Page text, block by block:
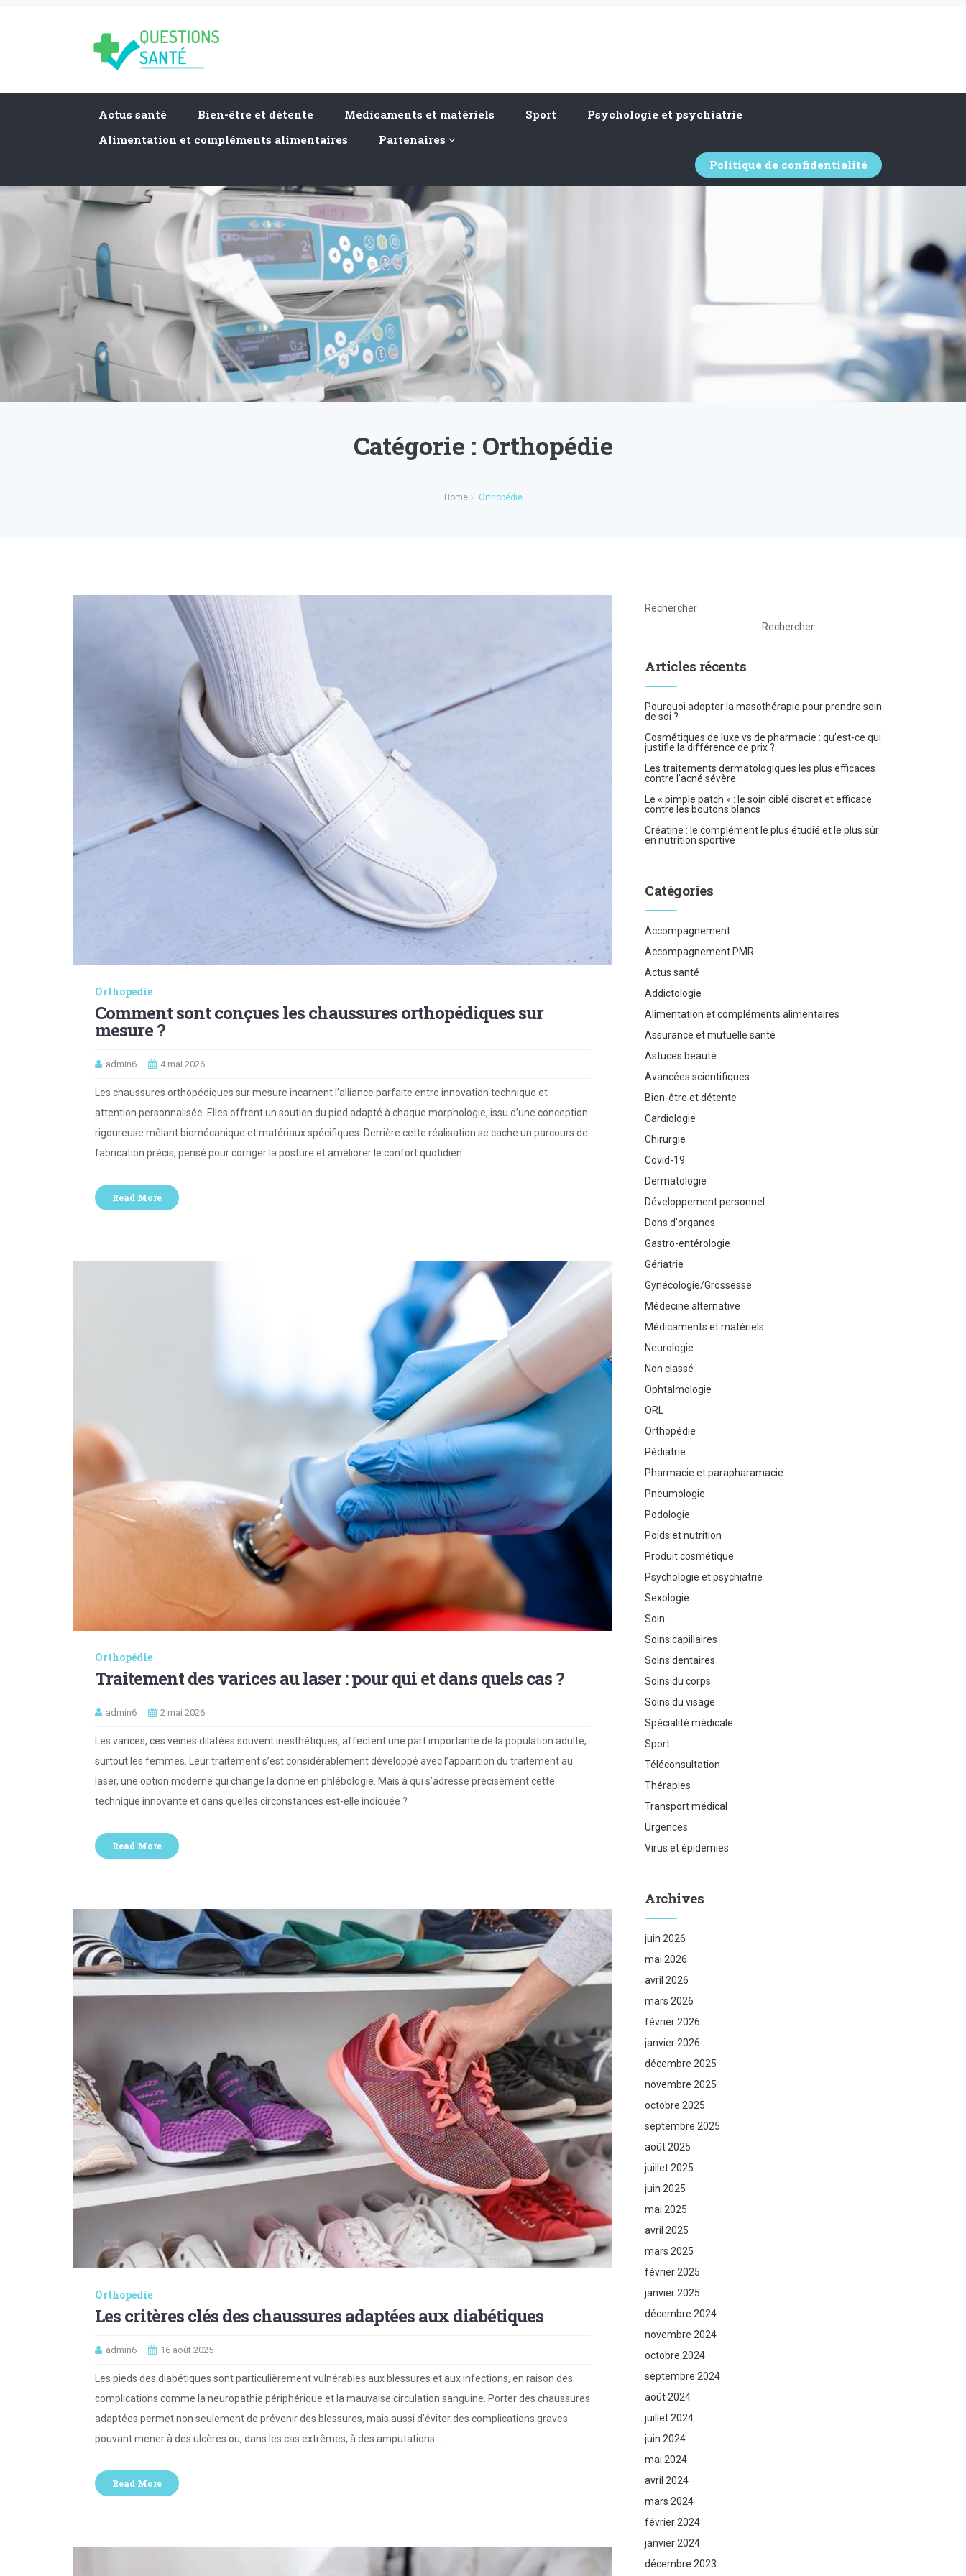
Actus santé Bien-être et détente Médicaments et matériels Sport
Psychologie et psychiatrie
Alimentation et compléments alimentaires
Partenaires
Politique de confidentialité
Catégorie : Orthopédie
Home Orthopédie
Orthopédie
Comment sont conçues les chaussures orthopédiques sur
mesure ?
admin6 4 mai 2026
Les chaussures orthopédiques sur mesure incarnent l’alliance parfaite entre innovation technique et
attention personnalisée. Elles offrent un soutien du pied adapté à chaque morphologie, issu d’une conception
rigoureuse mêlant biomécanique et matériaux spécifiques. Derrière cette réalisation se cache un parcours de
fabrication précis, pensé pour corriger la posture et améliorer le confort quotidien.
Read More
Orthopédie
Traitement des varices au laser : pour qui et dans quels cas ?
admin6 2 mai 2026
Les varices, ces veines dilatées souvent inesthétiques, affectent une part importante de la population adulte,
surtout les femmes. Leur traitement s’est considérablement développé avec l’apparition du traitement au
laser, une option moderne qui change la donne en phlébologie. Mais à qui s’adresse précisément cette
technique innovante et dans quelles circonstances est-elle indiquée ?
Read More
Orthopédie
Les critères clés des chaussures adaptées aux diabétiques
admin6 16 août 2025
Les pieds des diabétiques sont particulièrement vulnérables aux blessures et aux infections, en raison des
complications comme la neuropathie périphérique et la mauvaise circulation sanguine. Porter des chaussures
adaptées permet non seulement de prévenir des blessures, mais aussi d’éviter des complications graves
pouvant mener à des ulcères ou, dans les cas extrêmes, à des amputations.…
Read More
Rechercher
Rechercher
Articles récents
Pourquoi adopter la masothérapie pour prendre soin
de soi ?
Cosmétiques de luxe vs de pharmacie : qu’est-ce qui
justifie la différence de prix ?
Les traitements dermatologiques les plus efficaces
contre l’acné sévère.
Le « pimple patch » : le soin ciblé discret et efficace
contre les boutons blancs
Créatine : le complément le plus étudié et le plus sûr
en nutrition sportive
Catégories
Accompagnement
Accompagnement PMR
Actus santé
Addictologie
Alimentation et compléments alimentaires
Assurance et mutuelle santé
Astuces beauté
Avancées scientifiques
Bien-être et détente
Cardiologie
Chirurgie
Covid-19
Dermatologie
Développement personnel
Dons d'organes
Gastro-entérologie
Gériatrie
Gynécologie/Grossesse
Médecine alternative
Médicaments et matériels
Neurologie
Non classé
Ophtalmologie
ORL
Orthopédie
Pédiatrie
Pharmacie et parapharamacie
Pneumologie
Podologie
Poids et nutrition
Produit cosmétique
Psychologie et psychiatrie
Sexologie
Soin
Soins capillaires
Soins dentaires
Soins du corps
Soins du visage
Spécialité médicale
Sport
Téléconsultation
Thérapies
Transport médical
Urgences
Virus et épidémies
Archives
juin 2026
mai 2026
avril 2026
mars 2026
février 2026
janvier 2026
décembre 2025
novembre 2025
octobre 2025
septembre 2025
août 2025
juillet 2025
juin 2025
mai 2025
avril 2025
mars 2025
février 2025
janvier 2025
décembre 2024
novembre 2024
octobre 2024
septembre 2024
août 2024
juillet 2024
juin 2024
mai 2024
avril 2024
mars 2024
février 2024
janvier 2024
décembre 2023